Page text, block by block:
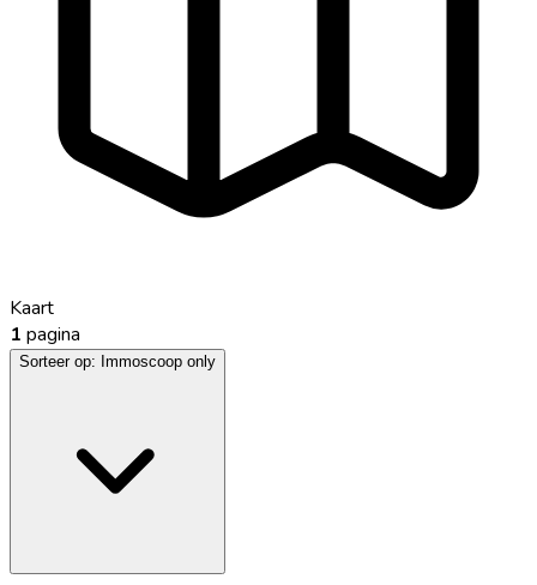
Kaart
1 pagina
Sorteer op: Immoscoop only